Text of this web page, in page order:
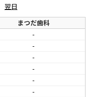
翌日
まつだ歯科
-
-
-
-
-
-